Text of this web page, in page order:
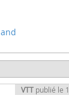
VTT publié le